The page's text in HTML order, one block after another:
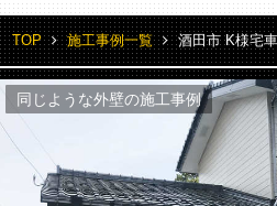
TOP 施工事例一覧 酒田市 K様宅
同じような外壁の施工事例